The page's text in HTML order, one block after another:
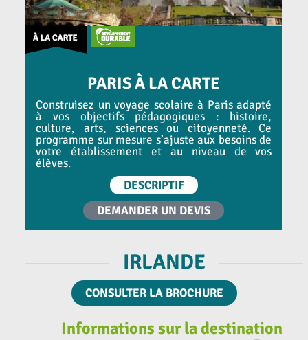
PARIS À LA CARTE
Construisez un voyage scolaire à Paris adapté
à vos objectifs pédagogiques : histoire,
culture, arts, sciences ou citoyenneté. Ce
programme sur mesure s’ajuste aux besoins de
votre établissement et au niveau de vos
élèves.
DESCRIPTIF
DEMANDER UN DEVIS
IRLANDE
CONSULTER LA BROCHURE
Informations sur la destination